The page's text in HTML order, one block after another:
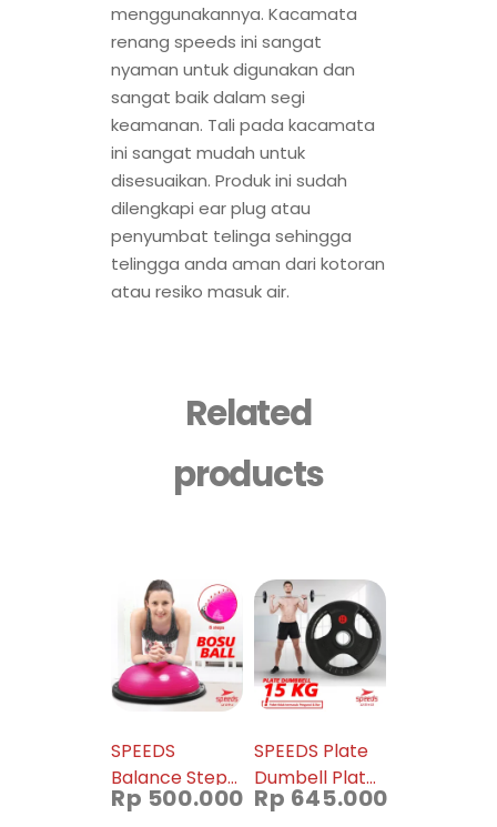
menggunakannya. Kacamata
renang speeds ini sangat
nyaman untuk digunakan dan
sangat baik dalam segi
keamanan. Tali pada kacamata
ini sangat mudah untuk
disesuaikan. Produk ini sudah
dilengkapi ear plug atau
penyumbat telinga sehingga
telingga anda aman dari kotoran
atau resiko masuk air.
Related
products
SPEEDS
Balance Step
Bosu Ball
Rp 500.000
SPEEDS Plate
Dumbell Plate
Barbel 15 kg
Rp 645.000